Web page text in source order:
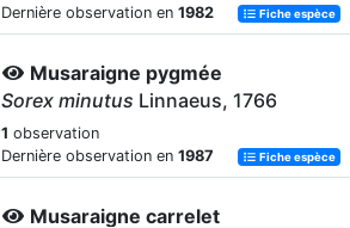
Dernière observation en 1982 Fiche espèce
Musaraigne pygmée
Sorex minutus Linnaeus, 1766
1 observation
Dernière observation en 1987 Fiche espèce
Musaraigne carrelet